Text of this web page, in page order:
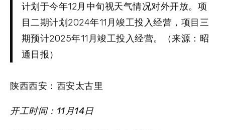
计划于今年12月中旬视天气情况对外开放。项
目二期计划2024年11月竣工投入经营，项目三
期预计2025年11月竣工投入经营。（来源：昭
通日报）
陕西西安：西安太古里
开工时间：11月14日